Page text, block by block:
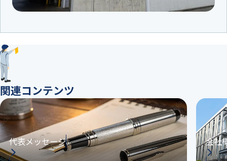
関連コンテンツ
代表メッセージ 会社